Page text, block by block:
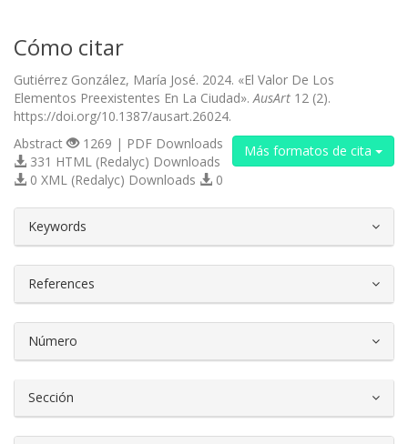
Cómo citar
Gutiérrez González, María José. 2024. «El Valor De Los
Elementos Preexistentes En La Ciudad».AusArt 12 (2).
https://doi.org/10.1387/ausart.26024.
Más formatos de cita
Abstract
1269 | PDF Downloads
331 HTML (Redalyc) Downloads
0 XML (Redalyc) Downloads
0
Keywords
References
Número
Sección